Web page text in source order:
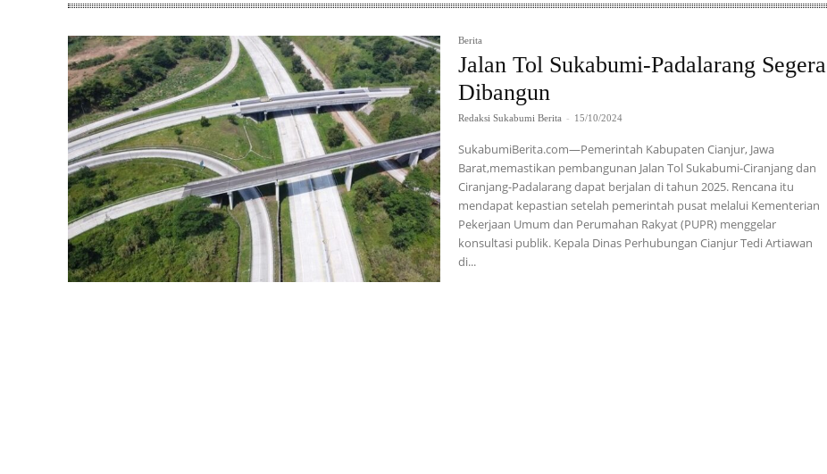
Berita
Jalan Tol Sukabumi-Padalarang Segera
Dibangun
Redaksi Sukabumi Berita - 15/10/2024
SukabumiBerita.com—Pemerintah Kabupaten Cianjur, Jawa
Barat,memastikan pembangunan Jalan Tol Sukabumi-Ciranjang dan
Ciranjang-Padalarang dapat berjalan di tahun 2025. Rencana itu
mendapat kepastian setelah pemerintah pusat melalui Kementerian
Pekerjaan Umum dan Perumahan Rakyat (PUPR) menggelar
konsultasi publik. Kepala Dinas Perhubungan Cianjur Tedi Artiawan
di...